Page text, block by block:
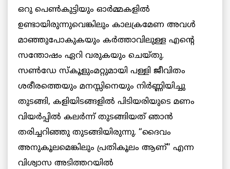
ഒറു പെണ്‍കുട്ടിയും ഓര്‍മ്മകളില്‍
ഉണ്ടായിരുന്നുവെങ്കിലും കാലക്രമേണ അവള്‍
മാഞ്ഞുപോകുകയും കര്‍ത്താവിലുള്ള എന്റെ
സന്തോഷം ഏറി വരുകയും ചെയ്തു.
സണ്‍ഡേ സ്കൂളുംമറ്റുമായി പള്ളി ജീവിതം
ശരീരത്തെയും മനസ്സിനെയും നിര്‍ണ്ണിയിച്ചു
തുടങ്ങി, കളിയിടങ്ങളില്‍ പിടിയരിയുടെ മണം
വിയര്‍പ്പില്‍ കലര്‍ന്ന് തുടങ്ങിയത് ഞാന്‍
തരിച്ചറിഞ്ഞു തുടങ്ങിയിരുന്നു. “ദൈവം
അനുകൂലമെങ്കിലും പ്രതികൂലം ആണ്” എന്ന
വിശ്വാസ അടിത്തറയില്‍